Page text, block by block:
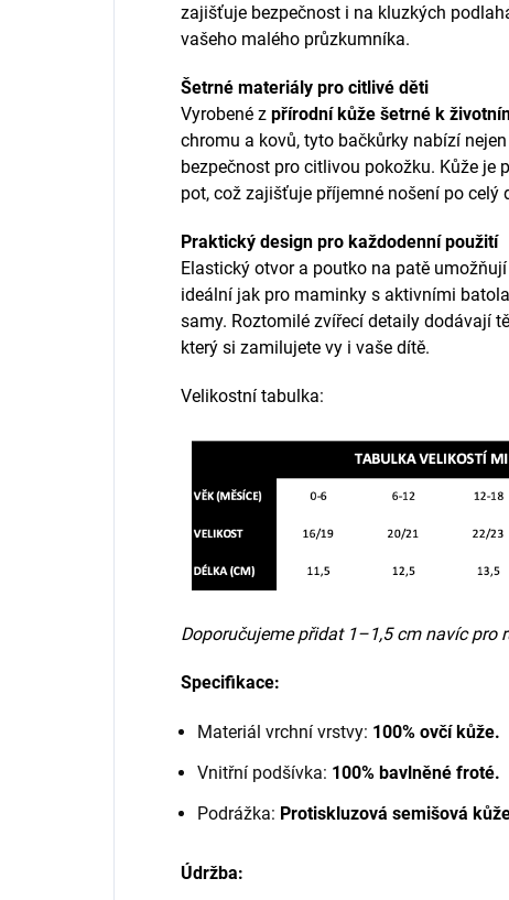
zajišťuje bezpečnost i na kluzkých
vašeho malého průzkumníka.
Šetrné materiály pro citlivé děti
Vyrobené z přírodní kůže šetrné k
chromu a kovů, tyto bačkůrky nabízí
bezpečnost pro citlivou pokožku. Kůže je
pot, což zajišťuje příjemné nošení po celý
Praktický design pro každodenní použití
Elastický otvor a poutko na patě
ideální jak pro maminky s aktivními
samy. Roztomilé zvířecí detaily dodávají
který si zamilujete vy i vaše dítě.
Velikostní tabulka:
Doporučujeme přidat 1–1,5 cm navíc pro
Specifikace:
Materiál vrchní vrstvy: 100% ovčí kůže.
Vnitřní podšívka: 100% bavlněné froté.
Podrážka: Protiskluzová semišová
Údržba: